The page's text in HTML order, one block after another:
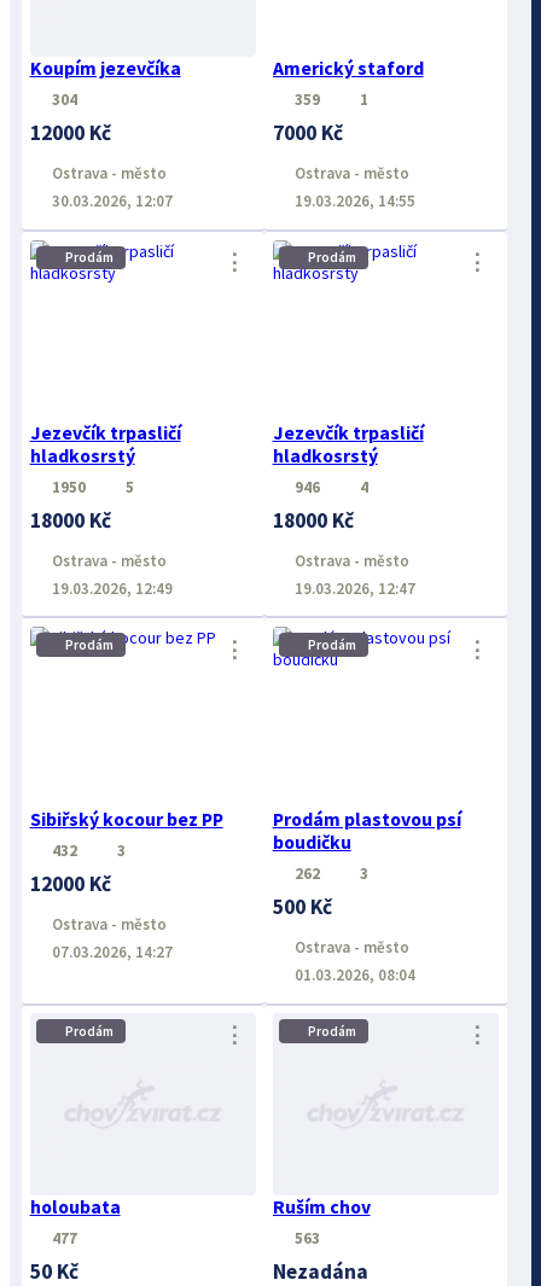
Koupím jezevčíka
304
12000 Kč
Ostrava - město
30.03.2026, 12:07
Americký staford
359 1
7000 Kč
Ostrava - město
19.03.2026, 14:55
Prodám
Jezevčík trpasličí
hladkosrstý
⋮
1950 5
18000 Kč
Ostrava - město
19.03.2026, 12:49
Prodám
Jezevčík trpasličí
hladkosrstý
⋮
946 4
18000 Kč
Ostrava - město
19.03.2026, 12:47
Prodám
Sibiřský kocour bez PP
⋮
432 3
12000 Kč
Ostrava - město
07.03.2026, 14:27
Prodám
Prodám plastovou psí
boudičku
⋮
262 3
500 Kč
Ostrava - město
01.03.2026, 08:04
Prodám
holoubata
⋮
477
50 Kč
Prodám
Ruším chov
⋮
563
Nezadána